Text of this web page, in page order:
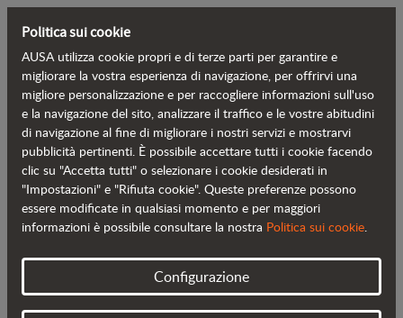
Torna al blog
Il dumper reversibile AUSA DR601AHG
vince il Gold Award di Smopyc
Politica sui cookie
AUSA utilizza cookie propri e di terze parti per garantire e
migliorare la vostra esperienza di navigazione, per offrirvi una
migliore personalizzazione e per raccogliere informazioni sull'uso
e la navigazione del sito, analizzare il traffico e le vostre abitudini
di navigazione al fine di migliorare i nostri servizi e mostrarvi
pubblicità pertinenti. È possibile accettare tutti i cookie facendo
clic su "Accetta tutti" o selezionare i cookie desiderati in
"Impostazioni" e "Rifiuta cookie". Queste preferenze possono
essere modificate in qualsiasi momento e per maggiori
informazioni è possibile consultare la nostra Politica sui cookie.
Configurazione